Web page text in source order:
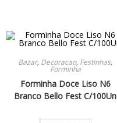
Bazar, Decoracao, Festinhas,
Forminha
Forminha Doce Liso N6
Branco Bello Fest C/100Un